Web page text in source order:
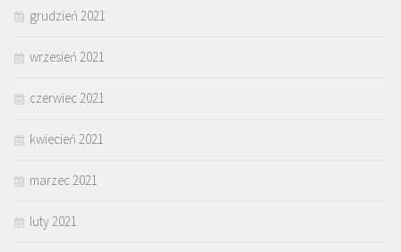
grudzień 2021
wrzesień 2021
czerwiec 2021
kwiecień 2021
marzec 2021
luty 2021